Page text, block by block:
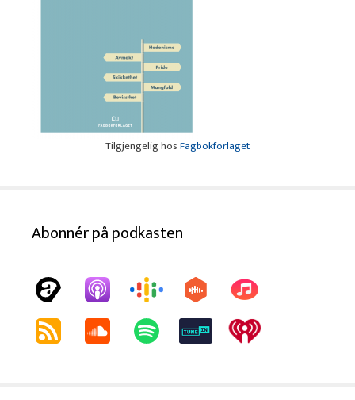
Tilgjengelig hosFagbokforlaget
Abonnér på podkasten